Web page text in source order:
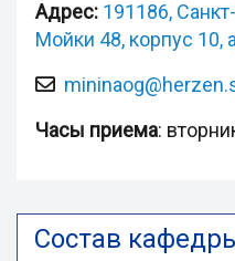
Адрес: 191186,
Мойки 48, корпус 10,
Часы приема:
Состав